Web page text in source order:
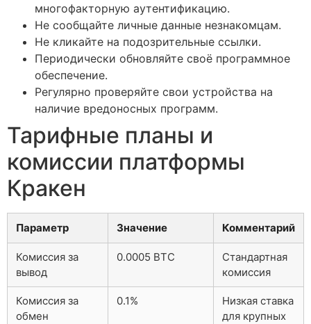
многофакторную аутентификацию.
Не сообщайте личные данные незнакомцам.
Не кликайте на подозрительные ссылки.
Периодически обновляйте своё программное
обеспечение.
Регулярно проверяйте свои устройства на
наличие вредоносных программ.
Тарифные планы и
комиссии платформы
Кракен
Параметр Значение Комментарий
Комиссия за
вывод
0.0005 BTC
Стандартная
комиссия
Комиссия за
обмен
0.1%
Низкая ставка
для крупных